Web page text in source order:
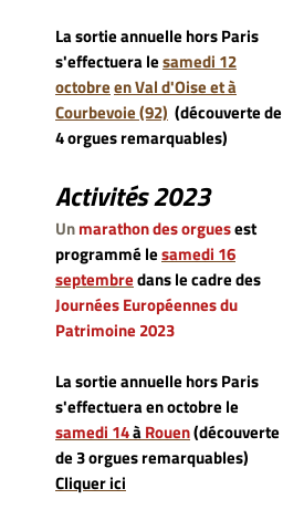
La sortie annuelle hors Paris
s'effectuera lesamedi 12
octobreen Val d'Oise et à
Courbevoie (92) (découverte de
4 orgues remarquables)
Activités 2023
Unmarathon des orguesest
programmé lesamedi 16
septembredans le cadre des
Journées Européennes du
Patrimoine 2023
La sortie annuelle hors Paris
s'effectuera en octobre le
samedi 14àRouen(découverte
de 3 orgues remarquables)
Cliquer ici